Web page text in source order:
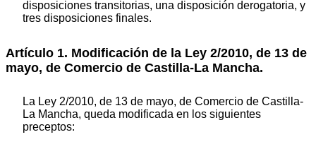
disposiciones transitorias, una disposición derogatoria, y
tres disposiciones finales.
Artículo 1. Modificación de la Ley 2/2010, de 13 de
mayo, de Comercio de Castilla-La Mancha.
La Ley 2/2010, de 13 de mayo, de Comercio de Castilla-
La Mancha, queda modificada en los siguientes
preceptos: